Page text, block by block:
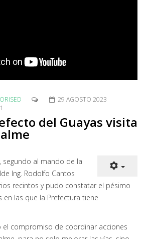
29 AGOSTO 2023
del Guayas visita
segundo al mando de la
Ing. Rodolfo Cantos
recintos y pudo constatar el pésimo
en las que la Prefectura tiene
el compromiso de coordinar acciones